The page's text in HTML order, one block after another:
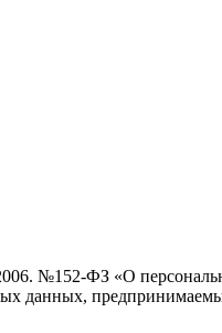
№152-ФЗ «О
данных,